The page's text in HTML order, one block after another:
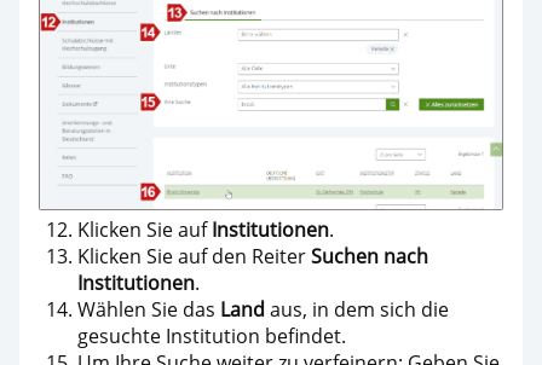
Klicken Sie aufInstitutionen.
Klicken Sie auf den ReiterSuchen nach
Institutionen.
Wählen Sie das Land aus, in dem sich die
gesuchte Institution befindet.